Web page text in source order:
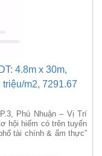
DT: 4m x 22m,
triệu/m2, 7625